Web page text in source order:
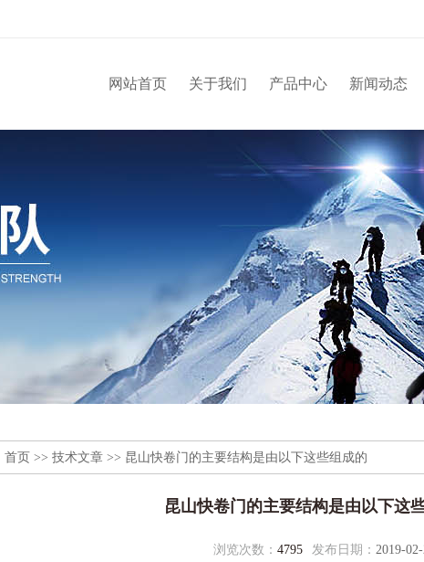
网站首页 关于我们 产品中心 新闻动态
首页 >> 技术文章 >> 昆山快卷门的主要结构是由以下这些组成的
昆山快卷门的主要结构是由以下这
浏览次数： 4795 发布日期： 2019-